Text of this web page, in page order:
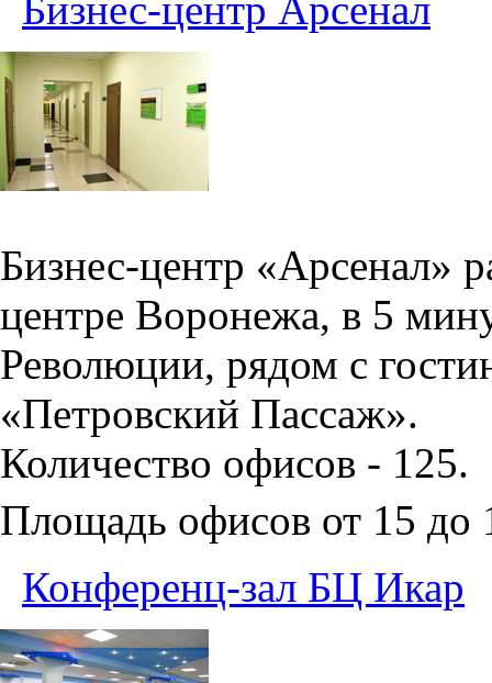
Бизнес-центр «Арсенал»
центре Воронежа, в 5
Революции, рядом с
«Петровский Пассаж».
Количество офисов - 125.
Площадь офисов от 15 до
Конференц-зал БЦ Икар